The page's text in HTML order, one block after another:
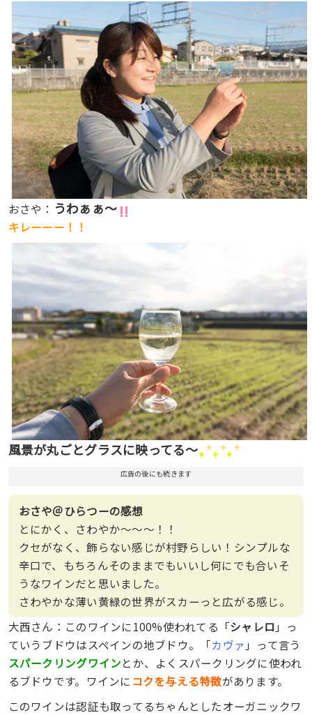
おさや： うわぁぁ〜
キレーーー！！
風景が丸ごとグラスに映ってる〜
広告の後にも続きます
おさや＠ひらつーの感想
とにかく、さわやか〜〜〜！！
クセがなく、飾らない感じが村野らしい！シンプルな
辛口で、もちろんそのままでもいいし何にでも合いそ
うなワインだと思いました。
さわやかな薄い黄緑の世界がスカーっと広がる感じ。
大西さん：このワインに100%使われてる「シャレロ 」っ
ていうブドウはスペインの地ブドウ。「カヴァ 」って言う
スパークリングワインとか、よくスパークリングに使われ
るブドウです。ワインに コクを与える特徴があります。
このワインは認証も取ってるちゃんとしたオーガニックワ